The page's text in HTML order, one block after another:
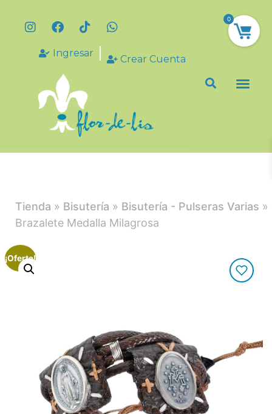
Ingresar
Crear Cuenta
Tienda » Bisutería » Bisutería - Pulseras Varias »
Brazalete Medalla Milagrosa
¡Oferta!
0